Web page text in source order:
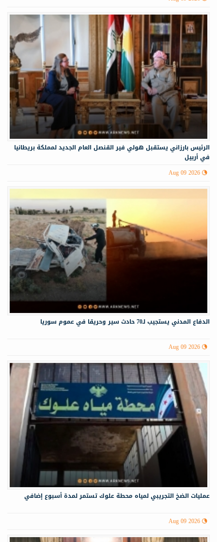
الرئيس بارزاني يستقبل هولي فير القنصل العام الجديد لمملكة بريطانيا
في أربيل
Aug 09 2026
الدفاع المدني يستجيب لـ70 حادث سير وحريقا في عموم سوريا
Aug 09 2026
عمليات الضخ التجريبي لمياه ‏محطة علوك تستمر لمدة أسبوع إضافي
Aug 09 2026